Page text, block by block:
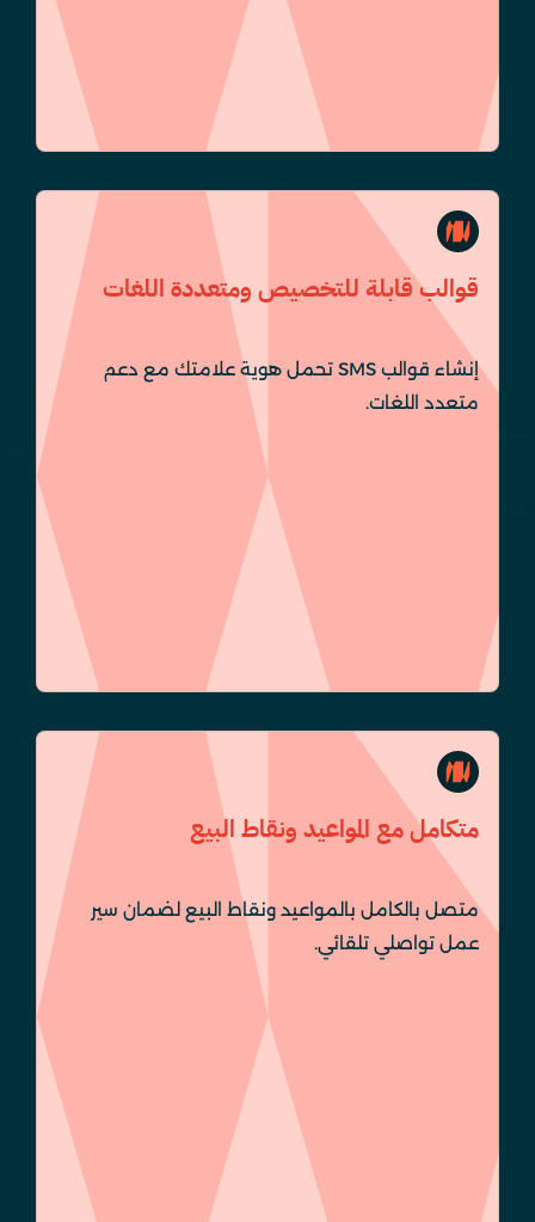
قوالب قابلة للتخصيص ومتعددة اللغات
إنشاء قوالب SMS تحمل هوية علامتك مع دعم
متعدد اللغات.
متكامل مع المواعيد ونقاط البيع
متصل بالكامل بالمواعيد ونقاط البيع لضمان سير
عمل تواصلي تلقائي.